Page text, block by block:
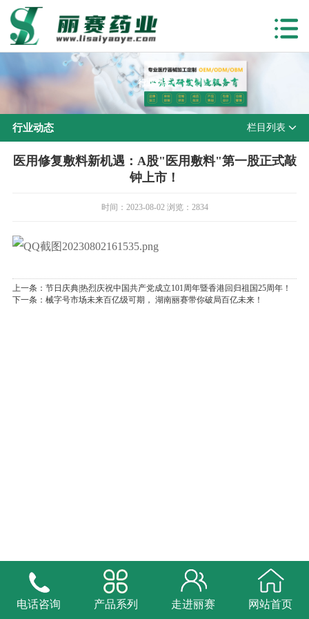
行业动态
行业动态 栏目列表
医用修复敷料新机遇：A股"医用敷料"第一股正式敲
钟上市！
时间：2023-08-02 浏览：2834
上一条： 节日庆典|热烈庆祝中国共产党成立101周年暨香港回归祖国25周年！
下一条： 械字号市场未来百亿级可期， 湖南丽赛带你破局百亿未来！
电话咨询 产品系列 走进丽赛 网站首页